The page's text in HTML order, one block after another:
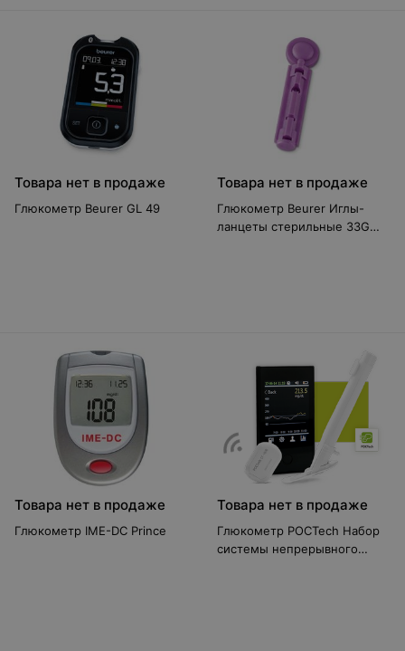
Товара нет в продаже
Глюкометр Beurer GL 49
Товара нет в продаже
Глюкометр Beurer Иглы-
ланцеты стерильные 33G
Товара нет в продаже
Глюкометр IME-DC Prince
Товара нет в продаже
Глюкометр POCTech Набор
системы непрерывного